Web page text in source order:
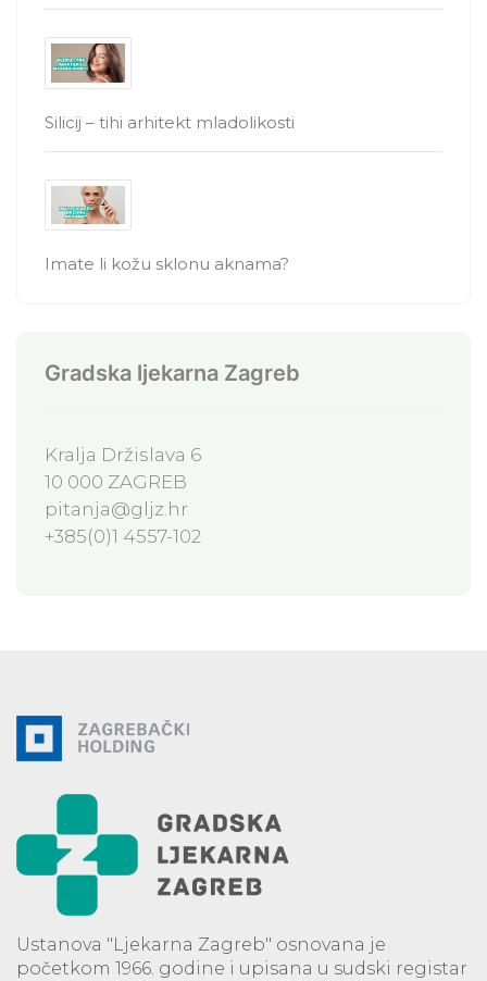
Silicij – tihi arhitekt mladolikosti
Imate li kožu sklonu aknama?
Gradska ljekarna Zagreb
Kralja Držislava 6
10 000 ZAGREB
pitanja@gljz.hr
+385(0)1 4557-102
Ustanova "Ljekarna Zagreb" osnovana je
početkom 1966. godine i upisana u sudski registar